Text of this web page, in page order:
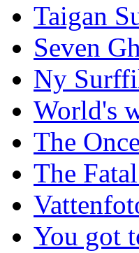
Taigan
Seven
Ny
World's
The
The
You got